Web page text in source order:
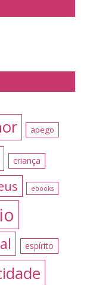
apego
criança
ebooks
espírito